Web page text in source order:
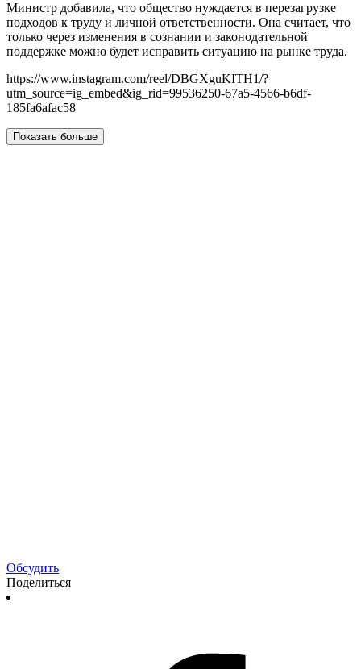
Министр добавила, что общество нуждается в перезагрузке
подходов к труду и личной ответственности. Она считает, что
только через изменения в сознании и законодательной
поддержке можно будет исправить ситуацию на рынке труда.
https://www.instagram.com/reel/DBGXguKITH1/?
utm_source=ig_embed&ig_rid=99536250-67a5-4566-b6df-
185fa6afac58
Показать больше
Обсудить
Поделиться